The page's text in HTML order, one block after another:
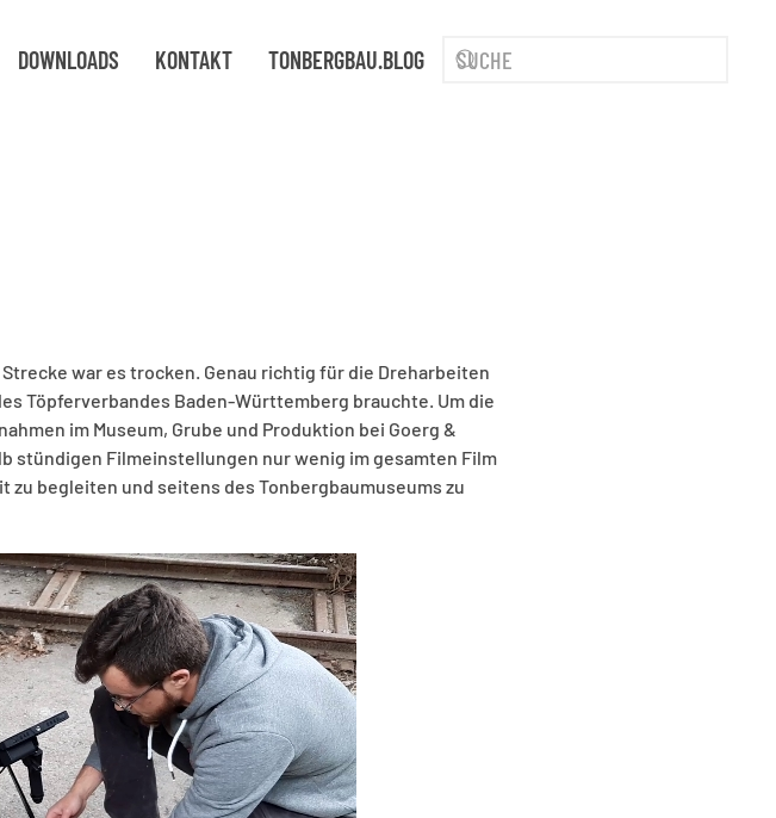
DOWNLOADS KONTAKT TONBERGBAU.BLOG
war es trocken. Genau richtig für die Dreharbeiten
Töpferverbandes Baden-Württemberg brauchte. Um die
im Museum, Grube und Produktion bei Goerg &
stündigen Filmeinstellungen nur wenig im gesamten Film
begleiten und seitens des Tonbergbaumuseums zu